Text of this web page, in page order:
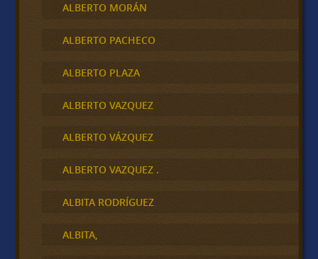
ALBERTO MORÁN
ALBERTO PACHECO
ALBERTO PLAZA
ALBERTO VAZQUEZ
ALBERTO VÁZQUEZ
ALBERTO VAZQUEZ .
ALBITA RODRÍGUEZ
ALBITA,